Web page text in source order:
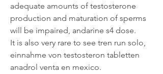
adequate amounts of testosterone
production and maturation of sperms
will be impaired, andarine s4 dose.
It is also very rare to see tren run solo,
einnahme von testosteron tabletten
anadrol venta en mexico.